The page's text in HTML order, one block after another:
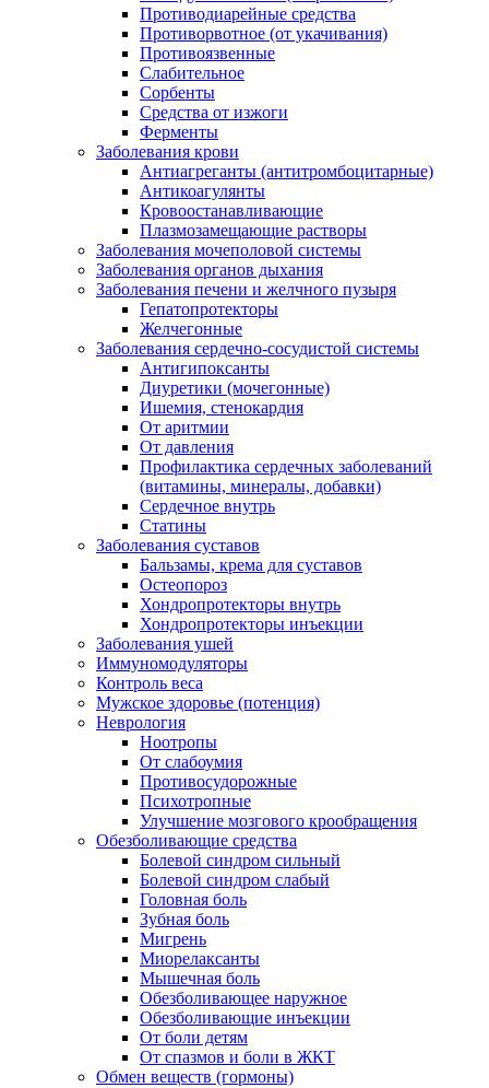
Противодиарейные средства
Противорвотное (от укачивания)
Противоязвенные
Слабительное
Сорбенты
Средства от изжоги
Ферменты
Заболевания крови
Антиагреганты (антитромбоцитарные)
Антикоагулянты
Кровоостанавливающие
Плазмозамещающие растворы
Заболевания мочеполовой системы
Заболевания органов дыхания
Заболевания печени и желчного пузыря
Гепатопротекторы
Желчегонные
Заболевания сердечно-сосудистой системы
Антигипоксанты
Диуретики (мочегонные)
Ишемия, стенокардия
От аритмии
От давления
Профилактика сердечных заболеваний
(витамины, минералы, добавки)
Сердечное внутрь
Статины
Заболевания суставов
Бальзамы, крема для суставов
Остеопороз
Хондропротекторы внутрь
Хондропротекторы инъекции
Заболевания ушей
Иммуномодуляторы
Контроль веса
Мужское здоровье (потенция)
Неврология
Ноотропы
От слабоумия
Противосудорожные
Психотропные
Улучшение мозгового крообращения
Обезболивающие средства
Болевой синдром сильный
Болевой синдром слабый
Головная боль
Зубная боль
Мигрень
Миорелаксанты
Мышечная боль
Обезболивающее наружное
Обезболивающие инъекции
От боли детям
От спазмов и боли в ЖКТ
Обмен веществ (гормоны)